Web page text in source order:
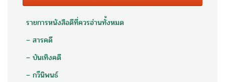
รายการหนังสือดีที่ควรอ่านทั้งหมด
– สารคดี
– บันเทิงคดี
– กวีนิพนธ์